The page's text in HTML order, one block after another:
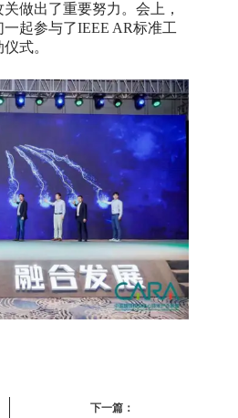
做出了重要努力。会上，
起参与了IEEE AR标准工
式。
下一篇：